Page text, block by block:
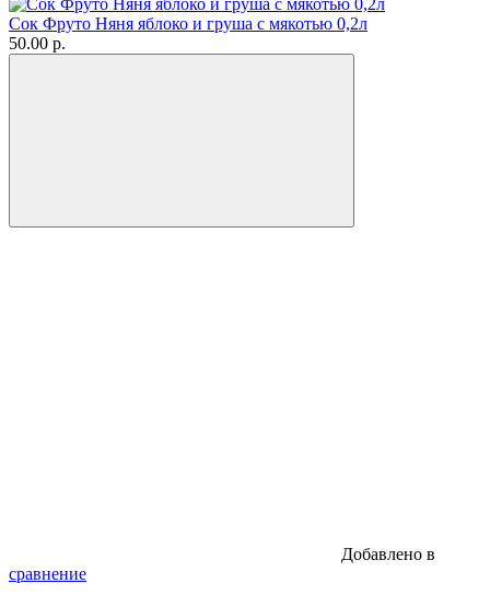
Сок Фруто Няня яблоко и груша с мякотью 0,2л
50.00 р.
Добавлено в
сравнение